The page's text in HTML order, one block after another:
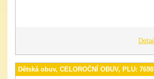
Detail
Dětská obuv, CELOROČNÍ OBUV, PLU: 7698